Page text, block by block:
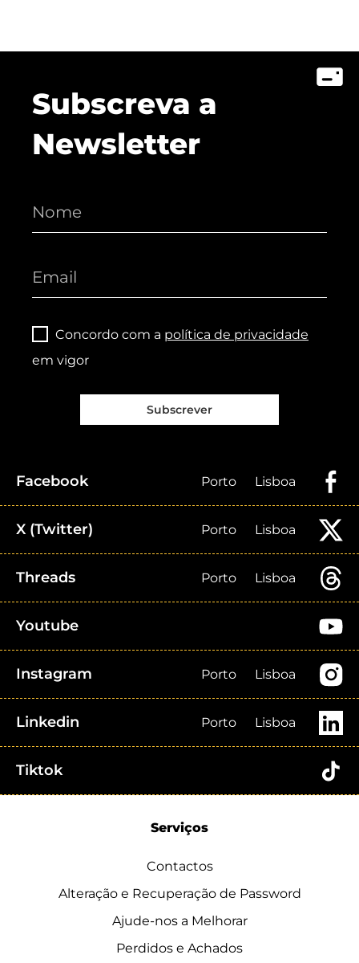
Subscreva a
Newsletter
Concordo com a política de privacidade
em vigor
Subscrever
Facebook Porto Lisboa
X (Twitter) Porto Lisboa
Threads Porto Lisboa
Youtube
Instagram Porto Lisboa
Linkedin Porto Lisboa
Tiktok
Serviços
Contactos
Alteração e Recuperação de Password
Ajude-nos a Melhorar
Perdidos e Achados